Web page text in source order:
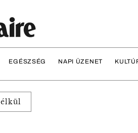
EGÉSZSÉG NAPI ÜZENET